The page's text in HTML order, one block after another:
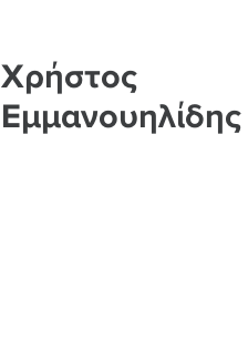
Χρήστος
Εμμανουηλίδης